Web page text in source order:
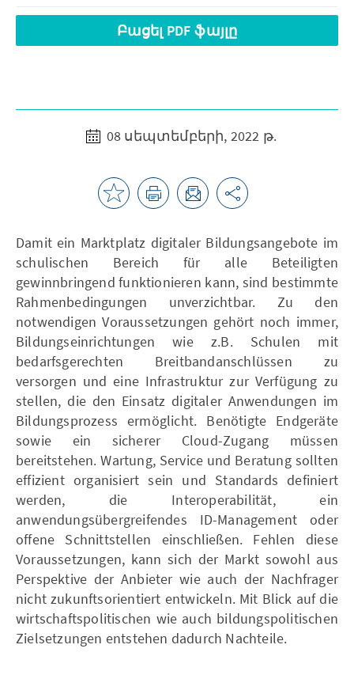
Բացել PDF ֆայլը
08 սեպտեմբերի, 2022 թ.
Damit ein Marktplatz digitaler Bildungsangebote im
schulischen Bereich für alle Beteiligten
gewinnbringend funktionieren kann, sind bestimmte
Rahmenbedingungen unverzichtbar. Zu den
notwendigen Voraussetzungen gehört noch immer,
Bildungseinrichtungen wie z.B. Schulen mit
bedarfsgerechten Breitbandanschlüssen zu
versorgen und eine Infrastruktur zur Verfügung zu
stellen, die den Einsatz digitaler Anwendungen im
Bildungsprozess ermöglicht. Benötigte Endgeräte
sowie ein sicherer Cloud-Zugang müssen
bereitstehen. Wartung, Service und Beratung sollten
effizient organisiert sein und Standards definiert
werden, die Interoperabilität, ein
anwendungsübergreifendes ID-Management oder
offene Schnittstellen einschließen. Fehlen diese
Voraussetzungen, kann sich der Markt sowohl aus
Perspektive der Anbieter wie auch der Nachfrager
nicht zukunftsorientiert entwickeln. Mit Blick auf die
wirtschaftspolitischen wie auch bildungspolitischen
Zielsetzungen entstehen dadurch Nachteile.